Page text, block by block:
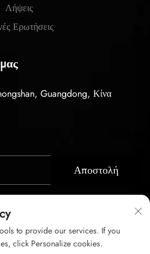
Λήψεις
Ερωτήσεις
Guangdong, Κίνα
Αποστολή
to provide our services. If you
click Personalize cookies.